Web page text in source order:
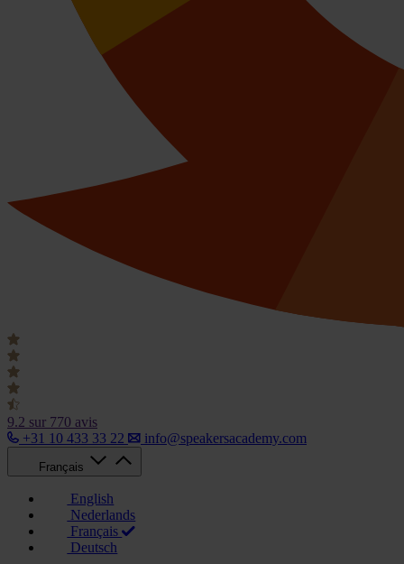
9.2 sur 770 avis
+31 10 433 33 22
info@speakersacademy.com
Français
English
Nederlands
Français
Deutsch